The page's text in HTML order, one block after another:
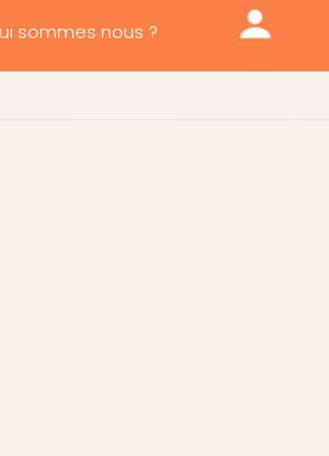
sommes nous ?